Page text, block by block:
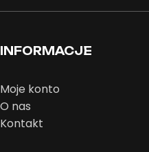
INFORMACJE
Moje konto
O nas
Kontakt